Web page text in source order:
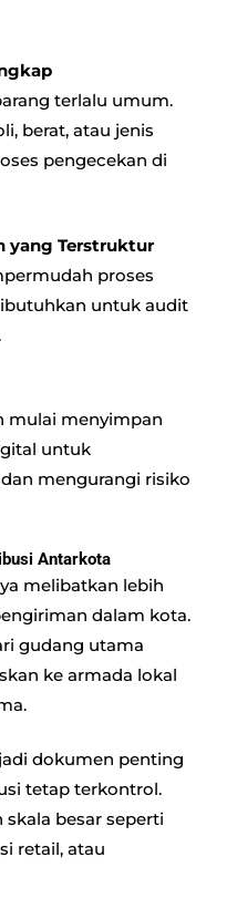
terlalu umum.
berat, atau jenis
pengecekan di
yang Terstruktur
proses
untuk audit
mulai menyimpan
untuk
mengurangi risiko
Antarkota
melibatkan lebih
dalam kota.
gudang utama
ke armada lokal
dokumen penting
tetap terkontrol.
besar seperti
retail, atau